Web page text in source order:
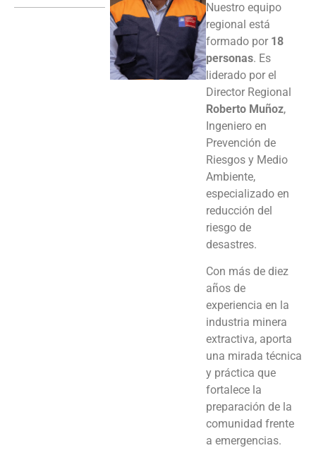
Nuestro equipo
regional está
formado por 18
personas. Es
liderado por el
Director Regional
Roberto Muñoz,
Ingeniero en
Prevención de
Riesgos y Medio
Ambiente,
especializado en
reducción del
riesgo de
desastres.
Con más de diez
años de
experiencia en la
industria minera
extractiva, aporta
una mirada técnica
y práctica que
fortalece la
preparación de la
comunidad frente
a emergencias.